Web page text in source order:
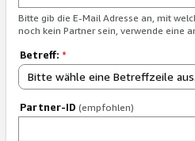
Bitte gib die E-Mail Adresse an, mit
noch kein Partner sein, verwende eine
Betreff: *
Bitte wähle eine Betreffzeile aus.
Partner-ID (empfohlen)